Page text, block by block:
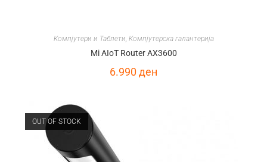
Компјутери и Таблети Компјутерска галантерија
Mi AIoT Router AX3600
6.990ден
OUT OF STOCK